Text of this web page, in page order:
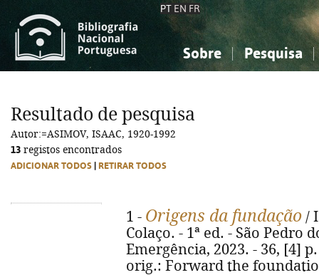
PT EN FR
Sobre Pesquisa
Ciências sociais...
Ciências sociais...
Resultado de pesquisa
Autor:=ASIMOV, ISAAC, 1920-1992
13 registos encontrados
ADICIONAR TODOS RETIRAR TODOS
1 - Origens da fundação /
Colaço. - 1ª ed. - São Pedro
Emergência, 2023. - 36, [4]
orig.: Forward the